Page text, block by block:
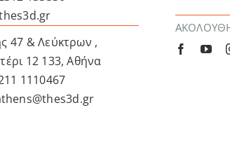
47 & Λεύκτρων ,
12 133, Αθήνα
1110467